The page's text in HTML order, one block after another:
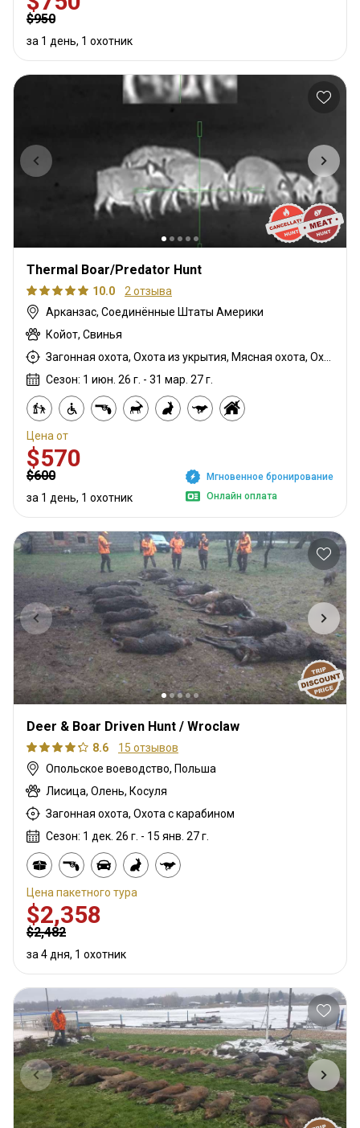
$950
за 1 день, 1 охотник
Thermal Boar/Predator Hunt
10.0
2 отзыва
Арканзас, Соединённые Штаты Америки
Койот, Свинья
Сезон: 1 июн. 26 г. - 31 мар. 27 г.
Цена от
$570
$600
за 1 день, 1 охотник
Мгновенное бронирование
Онлайн оплата
Deer & Boar Driven Hunt / Wroclaw
8.6
15 отзывов
Опольское воеводство, Польша
Лисица, Олень, Косуля
Загонная охота, Охота с карабином
Сезон: 1 дек. 26 г. - 15 янв. 27 г.
Цена пакетного тура
$2,358
$2,482
за 4 дня, 1 охотник